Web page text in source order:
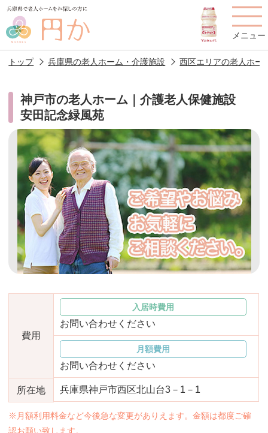
メニュー
老人ホームを
探す
施設選びのポイント 施設をお探しの方へ
老人ホームの種類 よくあるご質問
スタッフ紹介 アクセス
相談者様の声 お役立ち情報
トップ 兵庫県の老人ホーム・介護施設 西区エリアの老人ホー
神戸市の老人ホーム｜介護老人保健施設
安田記念緑風苑
費用
入居時費用
お問い合わせください
月額費用
お問い合わせください
所在地 兵庫県神戸市西区北山台3－1－1
※月額利用料金など今後急な変更がありえます。金額は都度ご確
認お願い致します。